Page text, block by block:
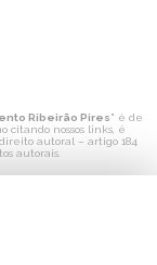
Ribeirão Pires" é de
citando nossos links, é
autoral – artigo 184
autorais.